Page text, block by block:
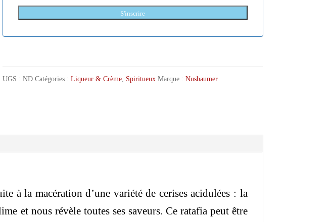
S'inscrire
UGS : ND Catégories : Liqueur & Crème, Spiritueux Marque : Nusbaumer
à la macération d’une variété de cerises acidulées : la
et nous révèle toutes ses saveurs. Ce ratafia peut être